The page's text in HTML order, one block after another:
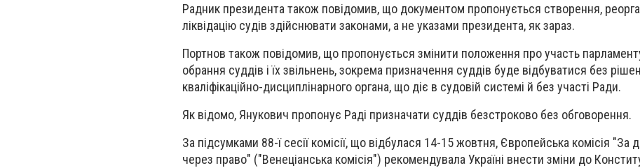
Радник президента також повідомив, що документом пропонується створення,
ліквідацію судів здійснювати законами, а не указами президента, як зараз.
Портнов також повідомив, що пропонується змінити положення про участь
обрання суддів і їх звільнень, зокрема призначення суддів буде відбуватися без
кваліфікаційно-дисциплінарного органа, що діє в судовій системі й без участі Ради.
Як відомо, Янукович пропонує Раді призначати суддів безстроково без обговорення.
За підсумками 88-ї сесії комісії, що відбулася 14-15 жовтня, Європейська комісія "За
через право" ("Венеціанська комісія") рекомендувала Україні внести зміни до